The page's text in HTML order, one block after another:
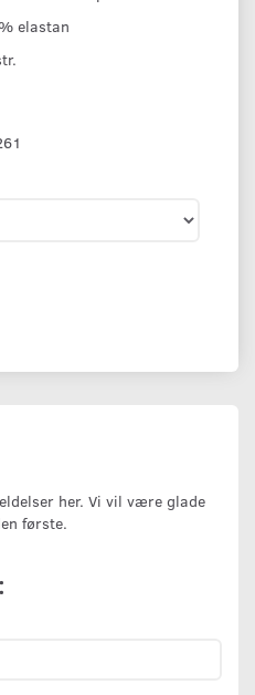
elastan
her. Vi vil være glade
første.